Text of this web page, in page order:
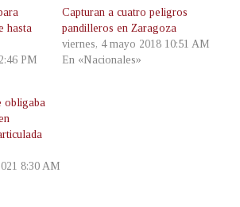
hasta
PM
Capturan a cuatro peligros
pandilleros en Zaragoza
viernes, 4 mayo 2018 10:51 AM
En «Nacionales»
obligaba
8:30 AM